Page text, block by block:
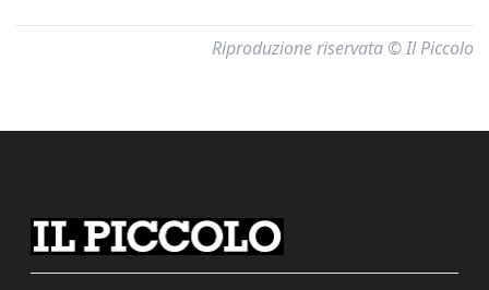
Riproduzione riservata © Il Piccolo